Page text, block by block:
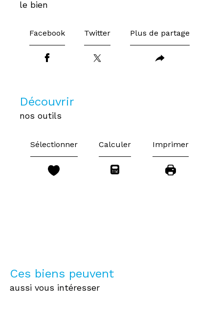
le bien
Facebook Twitter Plus de partage
découvrir
nos outils
Sélectionner Calculer Imprimer
Ces biens peuvent
aussi vous intéresser